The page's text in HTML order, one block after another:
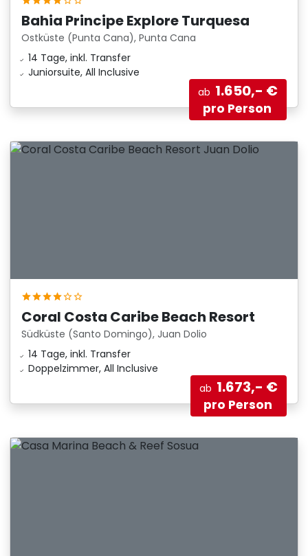
Bahia Principe Explore Turquesa
Ostküste (Punta Cana), Punta Cana
14 Tage, inkl. Transfer
Juniorsuite, All Inclusive
ab 1.650,- €
pro Person
Coral Costa Caribe Beach Resort
Südküste (Santo Domingo), Juan Dolio
14 Tage, inkl. Transfer
Doppelzimmer, All Inclusive
ab 1.673,- €
pro Person